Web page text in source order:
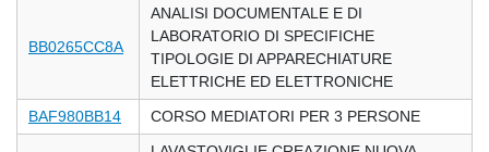
BB0265CC8A
ANALISI DOCUMENTALE E DI
LABORATORIO DI SPECIFICHE
TIPOLOGIE DI APPARECHIATURE
ELETTRICHE ED ELETTRONICHE
BAF980BB14
CORSO MEDIATORI PER 3 PERSONE